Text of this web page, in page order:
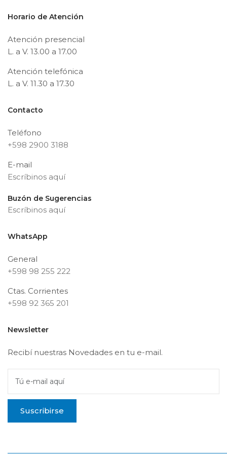
Horario de Atención
Atención presencial
L. a V. 13.00 a 17.00
Atención telefónica
L. a V. 11.30 a 17.30
Contacto
Teléfono
+598 2900 3188
E-mail
Escríbinos aquí
Buzón de Sugerencias
Escríbinos aquí
WhatsApp
General
+598 98 255 222
Ctas. Corrientes
+598 92 365 201
Newsletter
Recibí nuestras Novedades en tu e-mail.
Tú e-mail aquí
Suscribirse